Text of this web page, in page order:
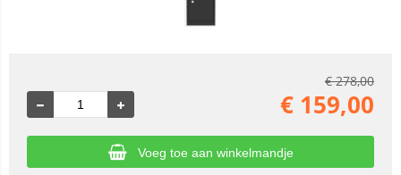
€278,00
€ 159,00
Voeg toe aan winkelmandje